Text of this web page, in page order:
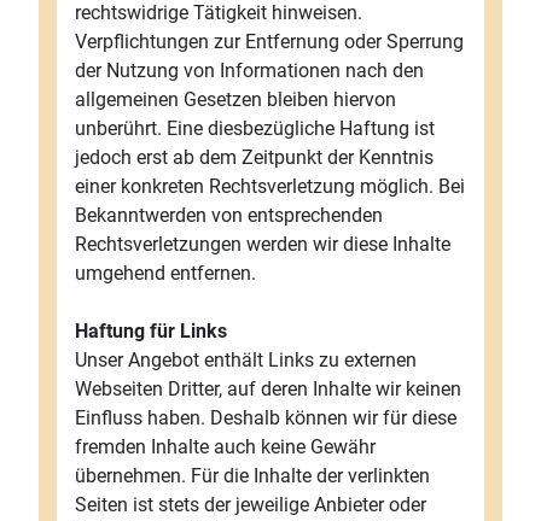
rechtswidrige Tätigkeit hinweisen.
Verpflichtungen zur Entfernung oder Sperrung
der Nutzung von Informationen nach den
allgemeinen Gesetzen bleiben hiervon
unberührt. Eine diesbezügliche Haftung ist
jedoch erst ab dem Zeitpunkt der Kenntnis
einer konkreten Rechtsverletzung möglich. Bei
Bekanntwerden von entsprechenden
Rechtsverletzungen werden wir diese Inhalte
umgehend entfernen.
Haftung für Links
Unser Angebot enthält Links zu externen
Webseiten Dritter, auf deren Inhalte wir keinen
Einfluss haben. Deshalb können wir für diese
fremden Inhalte auch keine Gewähr
übernehmen. Für die Inhalte der verlinkten
Seiten ist stets der jeweilige Anbieter oder